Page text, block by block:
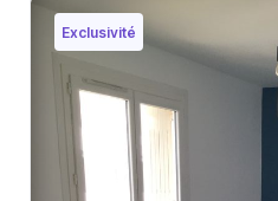
Exclusivité